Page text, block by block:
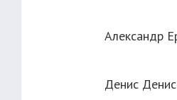
Александр
Денис